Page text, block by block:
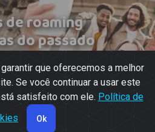
de roaming
do passado
que oferecemos a melhor
Se você continuar a usar este
satisfeito com ele. Política de
Ok